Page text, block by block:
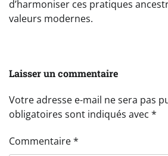
d’harmoniser ces pratiques
valeurs modernes.
Laisser un commentaire
Votre adresse e-mail ne sera pas
obligatoires sont indiqués avec *
Commentaire*